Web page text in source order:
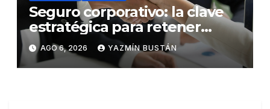
Seguro corporativo: la clave
estratégica para retener
talento en Ecuador
AGO 6, 2026 YAZMÍN BUSTÁN